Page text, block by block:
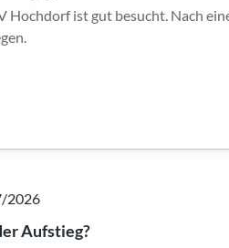
Hochdorf ist gut besucht. Nach
2026
Aufstieg?